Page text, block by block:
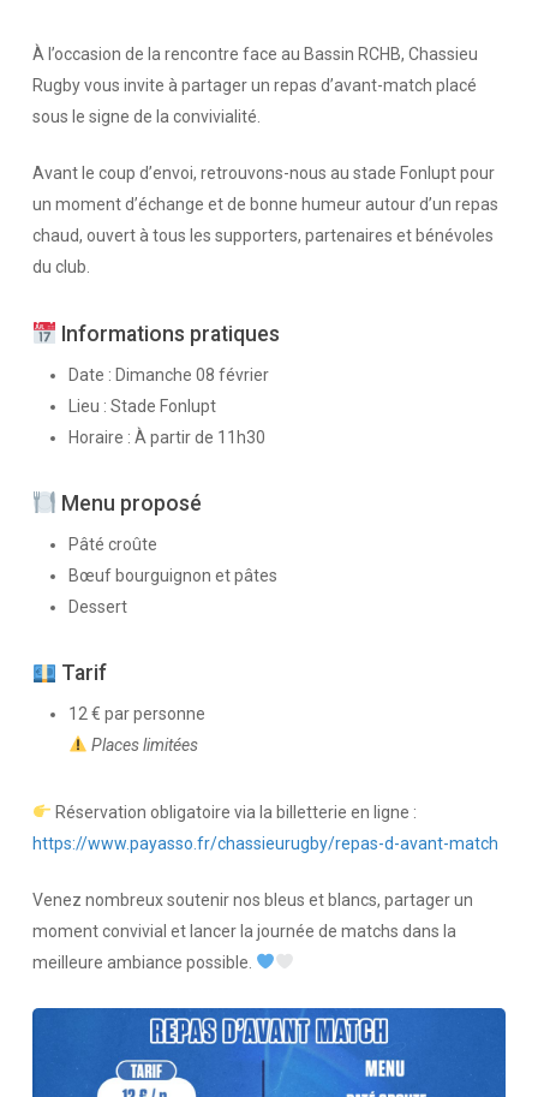
À l’occasion de la rencontre face au Bassin RCHB, Chassieu
Rugby vous invite à partager un repas d’avant-match placé
sous le signe de la convivialité.
Avant le coup d’envoi, retrouvons-nous au stade Fonlupt pour
un moment d’échange et de bonne humeur autour d’un repas
chaud, ouvert à tous les supporters, partenaires et bénévoles
du club.
Informations pratiques
Date : Dimanche 08 février
Lieu : Stade Fonlupt
Horaire : À partir de 11h30
Menu proposé
Pâté croûte
Bœuf bourguignon et pâtes
Dessert
Tarif
12 € par personne
Places limitées
Réservation obligatoire via la billetterie en ligne :
https://www.payasso.fr/chassieurugby/repas-d-avant-match
Venez nombreux soutenir nos bleus et blancs, partager un
moment convivial et lancer la journée de matchs dans la
meilleure ambiance possible.